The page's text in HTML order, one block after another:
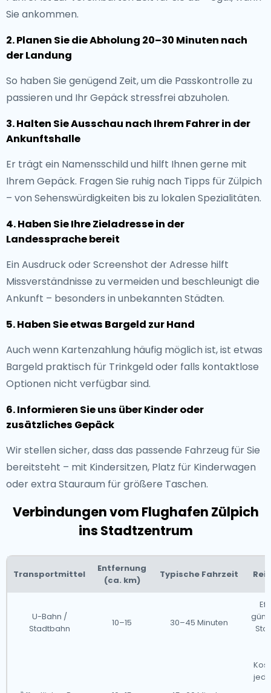
Sie ankommen.
2. Planen Sie die Abholung 20–30 Minuten nach
der Landung
So haben Sie genügend Zeit, um die Passkontrolle zu
passieren und Ihr Gepäck stressfrei abzuholen.
3. Halten Sie Ausschau nach Ihrem Fahrer in der
Ankunftshalle
Er trägt ein Namensschild und hilft Ihnen gerne mit
Ihrem Gepäck. Fragen Sie ruhig nach Tipps für Zülpich
– von Sehenswürdigkeiten bis zu lokalen Spezialitäten.
4. Haben Sie Ihre Zieladresse in der
Landessprache bereit
Ein Ausdruck oder Screenshot der Adresse hilft
Missverständnisse zu vermeiden und beschleunigt die
Ankunft – besonders in unbekannten Städten.
5. Haben Sie etwas Bargeld zur Hand
Auch wenn Kartenzahlung häufig möglich ist, ist etwas
Bargeld praktisch für Trinkgeld oder falls kontaktlose
Optionen nicht verfügbar sind.
6. Informieren Sie uns über Kinder oder
zusätzliches Gepäck
Wir stellen sicher, dass das passende Fahrzeug für Sie
bereitsteht – mit Kindersitzen, Platz für Kinderwagen
oder extra Stauraum für größere Taschen.
Verbindungen vom Flughafen Zülpich
ins Stadtzentrum
Transportmittel
Entfernung
(ca. km)
Typische Fahrzeit
U-Bahn /
Stadtbahn
10–15 30–45 Minuten